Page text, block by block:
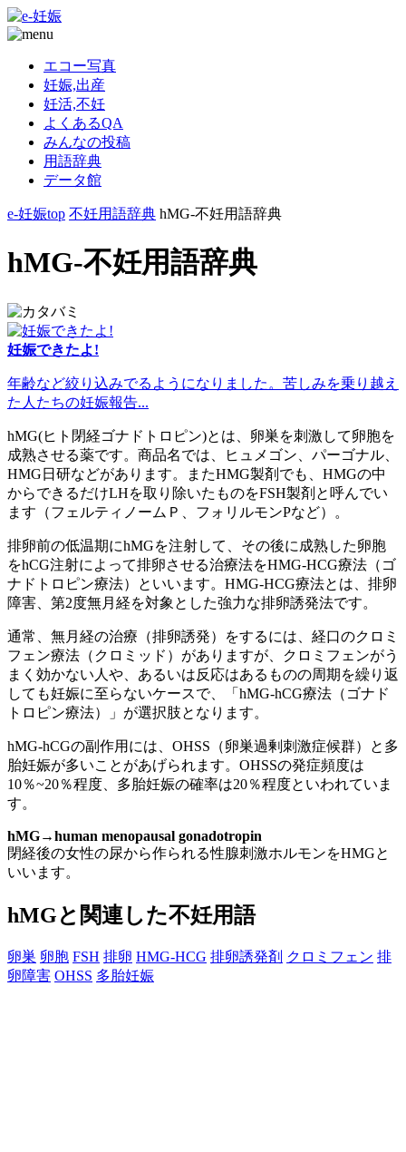
エコー写真
妊娠,出産
妊活,不妊
よくあるQA
みんなの投稿
用語辞典
データ館
e-妊娠top 不妊用語辞典 hMG-不妊用語辞典
hMG-不妊用語辞典
妊娠できたよ!
年齢など絞り込みでるようになりました。苦しみを乗り越え
た人たちの妊娠報告...
hMG(ヒト閉経ゴナドトロピン)とは、卵巣を刺激して卵胞を
成熟させる薬です。商品名では、ヒュメゴン、パーゴナル、
HMG日研などがあります。またHMG製剤でも、HMGの中
からできるだけLHを取り除いたものをFSH製剤と呼んでい
ます（フェルティノームＰ、フォリルモンPなど）。
排卵前の低温期にhMGを注射して、その後に成熟した卵胞
をhCG注射によって排卵させる治療法をHMG-HCG療法（ゴ
ナドトロピン療法）といいます。HMG-HCG療法とは、排卵
障害、第2度無月経を対象とした強力な排卵誘発法です。
通常、無月経の治療（排卵誘発）をするには、経口のクロミ
フェン療法（クロミッド）がありますが、クロミフェンがう
まく効かない人や、あるいは反応はあるものの周期を繰り返
しても妊娠に至らないケースで、「hMG-hCG療法（ゴナド
トロピン療法）」が選択肢となります。
hMG-hCGの副作用には、OHSS（卵巣過剰刺激症候群）と多
胎妊娠が多いことがあげられます。OHSSの発症頻度は
10％~20％程度、多胎妊娠の確率は20％程度といわれていま
す。
hMG→human menopausal gonadotropin
閉経後の女性の尿から作られる性腺刺激ホルモンをHMGと
いいます。
hMGと関連した不妊用語
卵巣 卵胞 FSH 排卵 HMG-HCG 排卵誘発剤 クロミフェン 排
卵障害 OHSS 多胎妊娠